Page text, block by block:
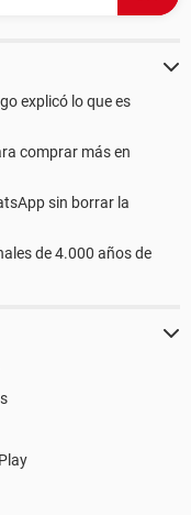
explicó lo que es
comprar más en
sin borrar la
de 4.000 años de